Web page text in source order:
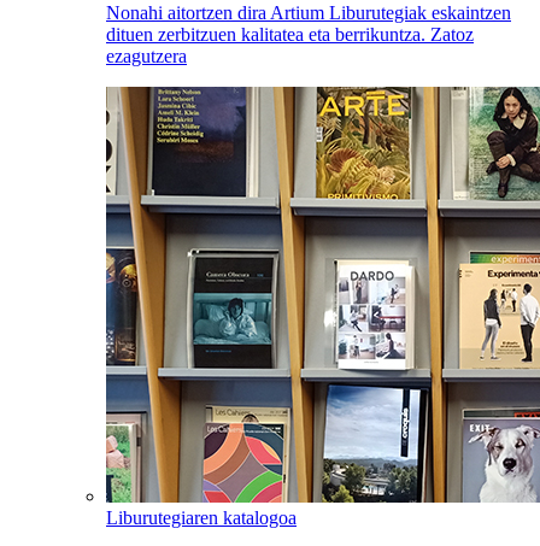
Nonahi aitortzen dira Artium Liburutegiak eskaintzen
dituen zerbitzuen kalitatea eta berrikuntza. Zatoz
ezagutzera
Liburutegiaren katalogoa